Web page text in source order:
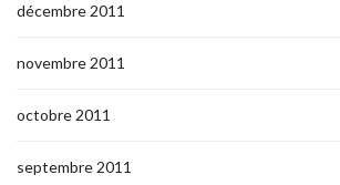
décembre 2011
novembre 2011
octobre 2011
septembre 2011